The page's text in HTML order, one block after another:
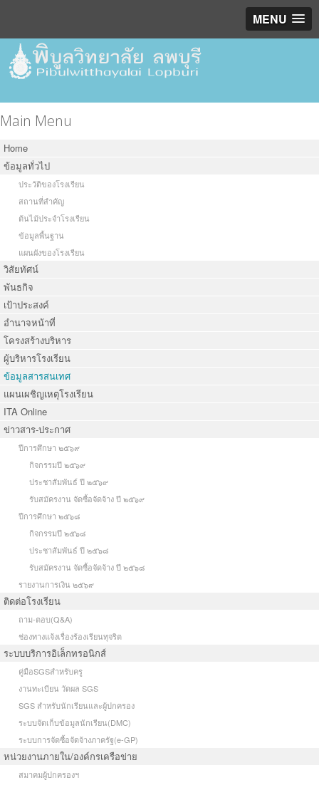
MENU
Main Menu
Home
ข้อมูลทั่วไป
ประวัติของโรงเรียน
สถานที่สำคัญ
ต้นไม้ประจำโรงเรียน
ข้อมูลพื้นฐาน
แผนผังของโรงเรียน
วิสัยทัศน์
พันธกิจ
เป้าประสงค์
อำนาจหน้าที่
โครงสร้างบริหาร
ผู้บริหารโรงเรียน
ข้อมูลสารสนเทศ
แผนเผชิญเหตุโรงเรียน
ITA Online
ข่าวสาร-ประกาศ
ปีการศึกษา ๒๕๖๙
กิจกรรมปี ๒๕๖๙
ประชาสัมพันธ์ ปี ๒๕๖๙
รับสมัครงาน จัดซื้อจัดจ้าง ปี ๒๕๖๙
ปีการศึกษา ๒๕๖๘
กิจกรรมปี ๒๕๖๘
ประชาสัมพันธ์ ปี ๒๕๖๘
รับสมัครงาน จัดซื้อจัดจ้าง ปี ๒๕๖๘
รายงานการเงิน ๒๕๖๙
ติดต่อโรงเรียน
ถาม-ตอบ(Q&A)
ช่องทางแจ้งเรื่องร้องเรียนทุจริต
ระบบบริการอิเล็กทรอนิกส์
คู่มือSGSสำหรับครู
งานทะเบียน วัดผล SGS
SGS สำหรับนักเรียนและผู้ปกครอง
ระบบจัดเก็บข้อมูลนักเรียน(DMC)
ระบบการจัดซื้อจัดจ้างภาครัฐ(e-GP)
หน่วยงานภายใน/องค์กรเครือข่าย
สมาคมผู้ปกครองฯ